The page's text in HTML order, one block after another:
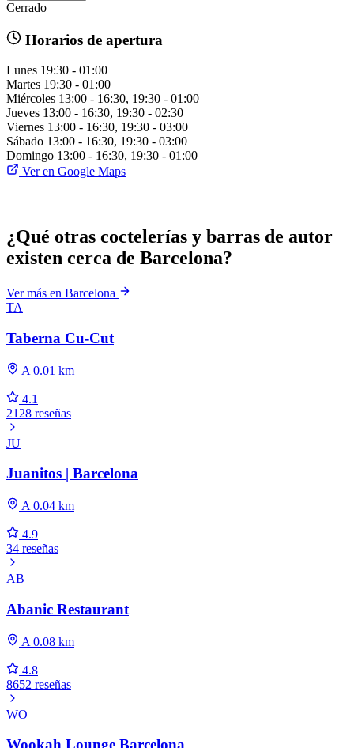
Cerrado
Horarios de apertura
Lunes 19:30 - 01:00
Martes 19:30 - 01:00
Miércoles 13:00 - 16:30, 19:30 - 01:00
Jueves 13:00 - 16:30, 19:30 - 02:30
Viernes 13:00 - 16:30, 19:30 - 03:00
Sábado 13:00 - 16:30, 19:30 - 03:00
Domingo 13:00 - 16:30, 19:30 - 01:00
Ver en Google Maps
¿Qué otras coctelerías y barras de autor
existen cerca de Barcelona?
Ver más en Barcelona
TA
Taberna Cu-Cut
A 0.01 km
4.1
2128 reseñas
JU
Juanitos | Barcelona
A 0.04 km
4.9
34 reseñas
AB
Abanic Restaurant
A 0.08 km
4.8
8652 reseñas
WO